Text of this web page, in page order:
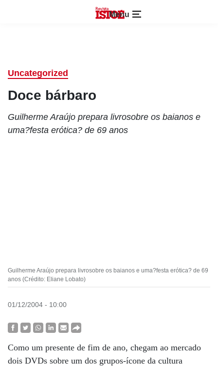
Menu
Uncategorized
Doce bárbaro
Guilherme Araújo prepara livrosobre os baianos e
uma?festa erótica? de 69 anos
Guilherme Araújo prepara livrosobre os baianos e uma?festa erótica? de 69
anos (Crédito: Eliane Lobato)
01/12/2004 - 10:00
Como um presente de fim de ano, chegam ao mercado
dois DVDs sobre um dos grupos-ícone da cultura